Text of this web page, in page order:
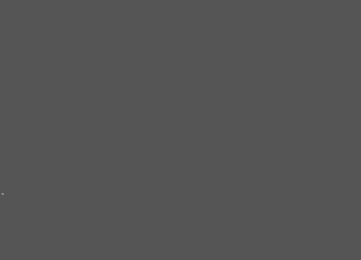
.